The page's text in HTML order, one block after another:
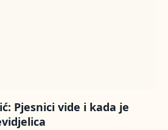
Pjesnici vide i kada je